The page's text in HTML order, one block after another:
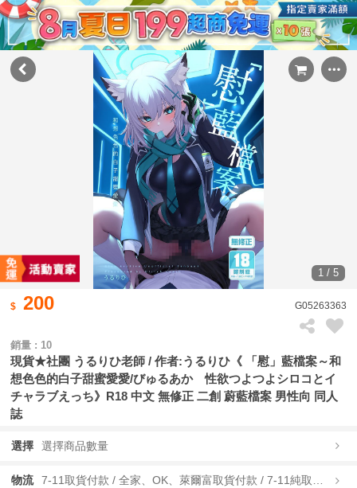
1 / 5
200 G05263363
銷量 : 10
現貨★社團 うるりひ老師 / 作者:うるりひ《 「慰」藍檔案～和
想色色的白子甜蜜愛愛/びゅるあか 性欲つよつよシロコとイ
チャラブえっち》R18 中文 無修正 二創 蔚藍檔案 男性向 同人
誌
選擇 選擇商品數量
物流